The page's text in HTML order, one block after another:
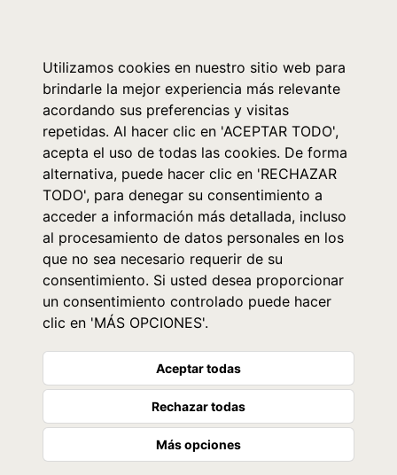
Utilizamos cookies en nuestro sitio web para
brindarle la mejor experiencia más relevante
acordando sus preferencias y visitas
repetidas. Al hacer clic en 'ACEPTAR TODO',
acepta el uso de todas las cookies. De forma
alternativa, puede hacer clic en 'RECHAZAR
TODO', para denegar su consentimiento a
acceder a información más detallada, incluso
al procesamiento de datos personales en los
que no sea necesario requerir de su
consentimiento. Si usted desea proporcionar
un consentimiento controlado puede hacer
clic en 'MÁS OPCIONES'.
Aceptar todas
Rechazar todas
Más opciones